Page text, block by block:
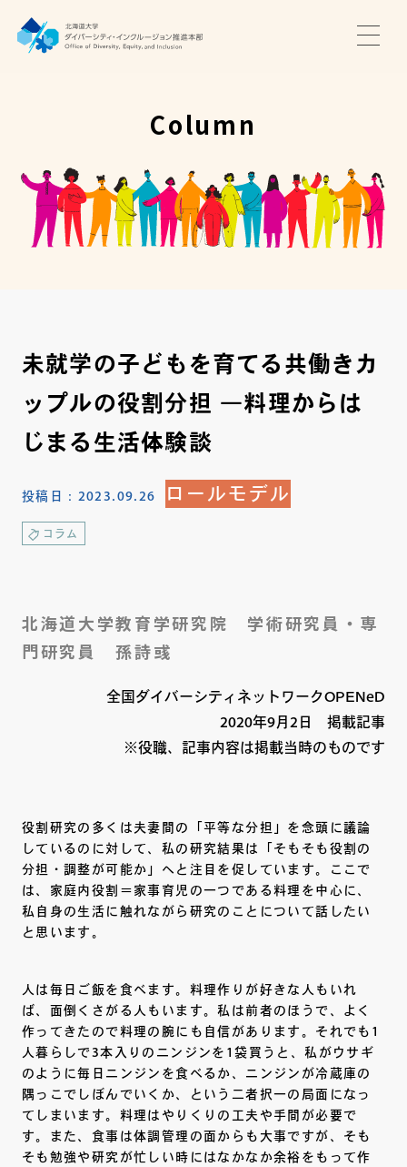
推進本部について
アクセス・お問い合わせ
Column
未就学の子どもを育てる共働きカ
ップルの役割分担 ―料理からは
じまる生活体験談
投稿日： 2023.09.26 ロールモデル
コラム
北海道大学教育学研究院 学術研究員・専
門研究員 孫詩彧
全国ダイバーシティネットワークOPENeD
2020年9月2日 掲載記事
※役職、記事内容は掲載当時のものです
役割研究の多くは夫妻間の「平等な分担」を念頭に議論
しているのに対して、私の研究結果は「そもそも役割の
分担・調整が可能か」へと注目を促しています。ここで
は、家庭内役割＝家事育児の一つである料理を中心に、
私自身の生活に触れながら研究のことについて話したい
と思います。
人は毎日ご飯を食べます。料理作りが好きな人もいれ
ば、面倒くさがる人もいます。私は前者のほうで、よく
作ってきたので料理の腕にも自信があります。それでも1
人暮らしで3本入りのニンジンを1袋買うと、私がウサギ
のように毎日ニンジンを食べるか、ニンジンが冷蔵庫の
隅っこでしぼんでいくか、という二者択一の局面になっ
てしまいます。料理はやりくりの工夫や手間が必要で
す。また、食事は体調管理の面からも大事ですが、そも
そも勉強や研究が忙しい時にはなかなか余裕をもって作